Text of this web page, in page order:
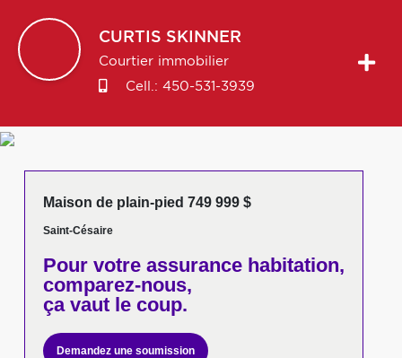
CURTIS SKINNER
Courtier immobilier
Cell.: 450-531-3939
Maison de plain-pied 749 999 $
Saint-Césaire
Pour votreassurance habitation,
comparez-nous,
ça vaut le coup.
Demandez une soumission